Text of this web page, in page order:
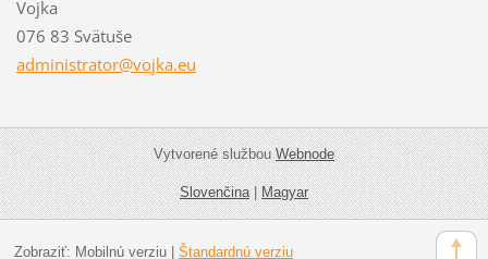
Vojka
076 83 Svätuše
administrator@vojka.eu
Vytvorené službouWebnode
Slovenčina|Magyar
Zobraziť: Mobilnú verziu| Štandardnú verziu